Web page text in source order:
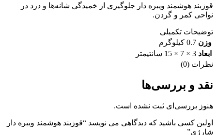
قوزبند هوشمند ویبره دار جلوگیری از خمیدگی شانه‌ها و درد در
نواحی کمر و گردن.
توضیحات تکمیلی
وزن 0.7 کیلوگرم
ابعاد 3 × 7 × 15 سانتیمتر
نظرات (0)
نقد و بررسی‌ها
هنوز بررسی‌ای ثبت نشده است.
اولین کسی باشید که دیدگاهی می نویسد “قوزبند هوشمند ویبره دار
شارژی”